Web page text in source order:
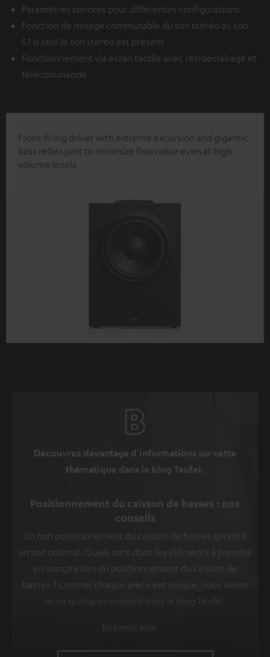
Paramètres sonores pour différentes configurations
Fonction de mixage commutable du son stéréo au son
5.1 si seul le son stéréo est présent
Fonctionnement via écran tactile avec rétroéclairage et
télécommande
Front-firing driver with extreme excursion and gigantic
bass reflex port to minimize flow noise even at high
volume levels
Découvrez davantage d'informations sur cette
thématique dans le blog Teufel.
Positionnement du caisson de basses : nos
conseils
Un bon positionnement du caisson de basses garantit
un son optimal. Quels sont donc les éléments à prendre
en compte lors du positionnement du caisson de
basses ? Comme chaque pièce est unique, nous avons
réuni quelques conseils dans le blog Teufel.